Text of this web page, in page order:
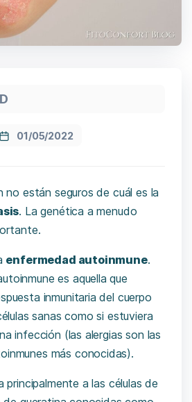
01/05/2022
no están seguros de cuál es la
. La genética a menudo
enfermedad autoinmune.
es aquella que
inmunitaria del cuerpo
sanas como si estuviera
infección (las alergias son las
más conocidas).
principalmente a las células de